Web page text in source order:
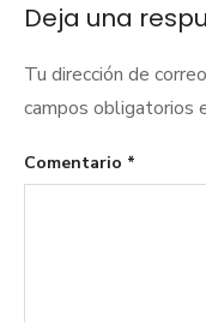
Deja una
Tu dirección de
campos obligatorios
Comentario *